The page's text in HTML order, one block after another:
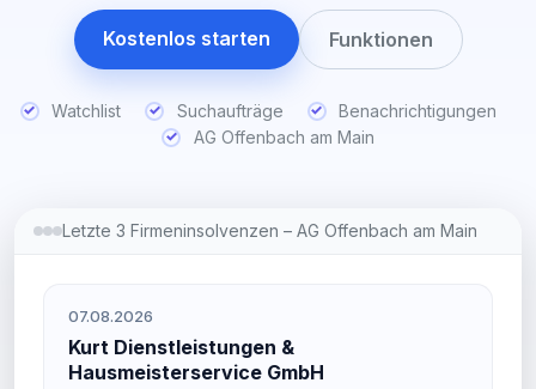
Kostenlos starten Funktionen
Watchlist Suchaufträge
Benachrichtigungen
AG Offenbach am Main
Letzte 3 Firmeninsolvenzen – AG Offenbach am Main
07.08.2026
Kurt Dienstleistungen &
Hausmeisterservice GmbH